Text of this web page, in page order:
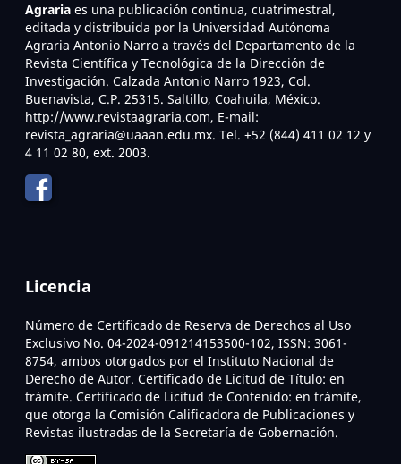
Agraria es una publicación continua, cuatrimestral,
editada y distribuida por la Universidad Autónoma
Agraria Antonio Narro a través del Departamento de la
Revista Científica y Tecnológica de la Dirección de
Investigación. Calzada Antonio Narro 1923, Col.
Buenavista, C.P. 25315. Saltillo, Coahuila, México.
http://www.revistaagraria.com, E-mail:
revista_agraria@uaaan.edu.mx. Tel. +52 (844) 411 02 12 y
4 11 02 80, ext. 2003.
Licencia
Número de Certificado de Reserva de Derechos al Uso
Exclusivo No. 04-2024-091214153500-102, ISSN: 3061-
8754, ambos otorgados por el Instituto Nacional de
Derecho de Autor. Certificado de Licitud de Título: en
trámite. Certificado de Licitud de Contenido: en trámite,
que otorga la Comisión Calificadora de Publicaciones y
Revistas ilustradas de la Secretaría de Gobernación.